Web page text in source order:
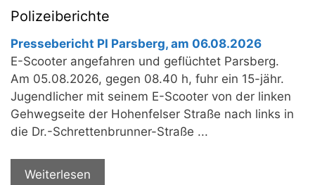
Polizeiberichte
Pressebericht PI Parsberg, am 06.08.2026
E-Scooter angefahren und geflüchtet Parsberg.
Am 05.08.2026, gegen 08.40 h, fuhr ein 15-jähr.
Jugendlicher mit seinem E-Scooter von der linken
Gehwegseite der Hohenfelser Straße nach links in
die Dr.-Schrettenbrunner-Straße ...
Weiterlesen